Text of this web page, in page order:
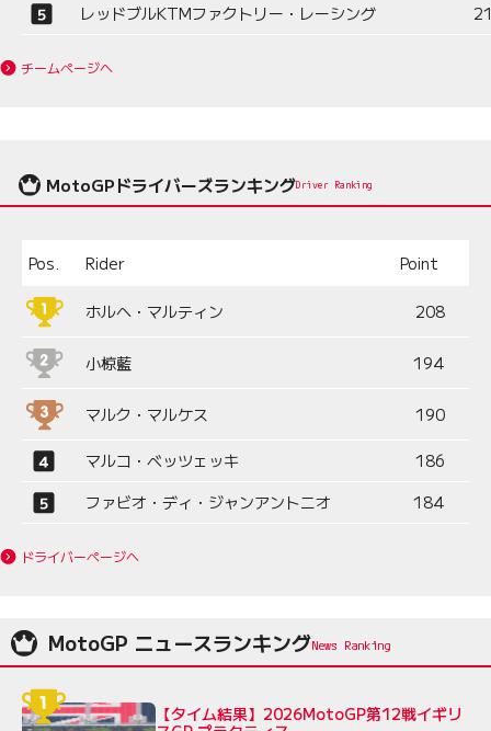
レッドブルKTMファクトリー・レーシング
チームページへ
MotoGPドライバーズランキングDriver Ranking
Pos. Rider Point
ホルヘ・マルティン 208
小椋藍 194
マルク・マルケス 190
マルコ・ベッツェッキ
186
ファビオ・ディ・ジャンアントニオ
184
ドライバーページへ
MotoGP ニュースランキング
【タイム結果】2026MotoGP第12戦イギリ